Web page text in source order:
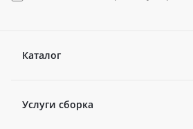
Каталог
Услуги сборка